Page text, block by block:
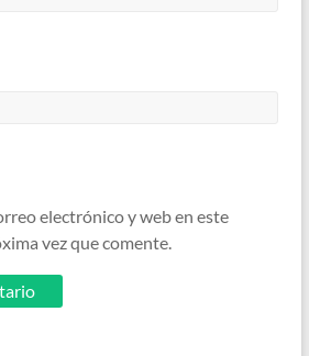
electrónico y web en este
vez que comente.